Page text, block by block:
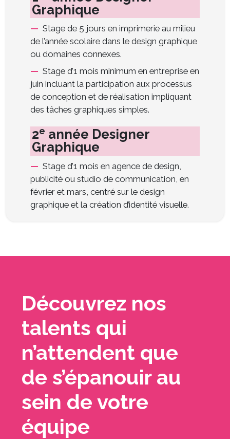
Graphique
Stage de 5 jours en imprimerie au milieu
de l’année scolaire dans le design graphique
ou domaines connexes.
Stage d’1 mois minimum en entreprise en
juin incluant la participation aux processus
de conception et de réalisation impliquant
des tâches graphiques simples.
2e année Designer
Graphique
Stage d’1 mois en agence de design,
publicité ou studio de communication, en
février et mars, centré sur le design
graphique et la création d’identité visuelle.
Découvrez nos
talents qui
n’attendent que
de s’épanouir au
sein de votre
équipe